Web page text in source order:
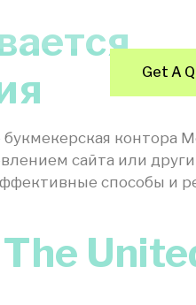
Get A
контора
сайта или
способы и